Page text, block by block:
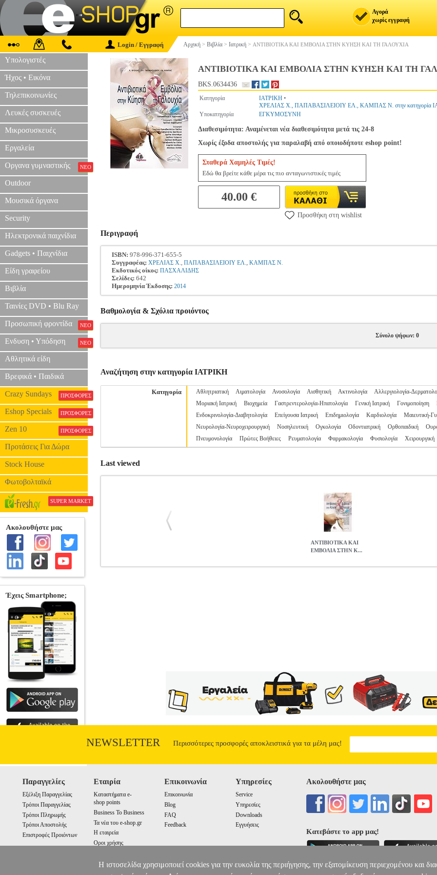
Αγορά
χωρίς εγγραφή
Login / Εγγραφή Αρχική > Βιβλία > Ιατρική > ΑΝΤΙΒΙΟΤΙΚΑ ΚΑΙ ΕΜΒΟΛΙΑ ΣΤΗΝ ΚΥΗΣΗ ΚΑΙ ΤΗ ΓΑΛΟΥΧΙΑ
Υπολογιστές
Ήχος • Εικόνα
Τηλεπικοινωνίες
Λευκές συσκευές
Μικροσυσκευές
Εργαλεία
Οργανα γυμναστικής ΝΕΟ
Outdoor
Μουσικά όργανα
Security
Ηλεκτρονικά παιχνίδια
Gadgets • Παιχνίδια
Είδη γραφείου
Βιβλία
Ταινίες DVD • Blu Ray
Προσωπική φροντίδα ΝΕΟ
Ενδυση • Υπόδηση ΝΕΟ
Αθλητικά είδη
Βρεφικά • Παιδικά
Crazy Sundays ΠΡΟΣΦΟΡΕΣ
Eshop Specials ΠΡΟΣΦΟΡΕΣ
Zen 10 ΠΡΟΣΦΟΡΕΣ
Προτάσεις Για Δώρα
Stock House
Φωτοβολταϊκά
SUPER MARKET
ΑΝΤΙΒΙΟΤΙΚΑ ΚΑΙ ΕΜΒΟΛΙΑ ΣΤΗΝ ΚΥΗΣΗ ΚΑΙ ΤΗ
BKS.0634436
Κατηγορία ΙΑΤΡΙΚΗ •
ΧΡΕΛΙΑΣ Χ., ΠΑΠΑΒΑΣΙΛΕΙΟΙΥ ΕΛ., ΚΑΜΠΑΣ Ν. στην κατηγορία
Υποκατηγορία
ΕΓΚΥΜΟΣΥΝΗ
Διαθεσιμότητα: Αναμένεται νέα διαθεσιμότητα μετά τις 24-8
Χωρίς έξοδα αποστολής για παραλαβή από οποιοδήποτε eshop point!
Σταθερά Χαμηλές Τιμές!
Εδώ θα βρείτε κάθε μέρα τις πιο ανταγωνιστικές τιμές
40.00 €
Προσθήκη στη wishlist
Περιγραφή
ISBN: 978-996-371-655-5
Συγγραφέας: ΧΡΕΛΙΑΣ Χ., ΠΑΠΑΒΑΣΙΛΕΙΟΙΥ ΕΛ., ΚΑΜΠΑΣ Ν.
Εκδοτικός οίκος: ΠΑΣΧΑΛΙΔΗΣ
Σελίδες: 642
Ημερομηνία Έκδοσης: 2014
Βαθμολογία & Σχόλια προιόντος
Σύνολο ψήφων: 0
Αναζήτηση στην κατηγορία ΙΑΤΡΙΚΗ
Κατηγορία Αθλητριατική Αιματολογία Ανοσολογία Αισθητική Ακτινολογία Αλλεργιολογία-
Μοριακή Ιατρική
Βιοχημεία Γαστρεντερολογία-Ηπατολογία Γενική Ιατρική Γονιμοποίηση
Ενδοκρινολογία-Διαβητολογία
Επείγουσα Ιατρική Επιδημιολογία Καρδιολογία Μαιευτική-
Νευρολογία-Νευροχειρουργική
Νοσηλευτική Ογκολογία Οδοντιατρική Ορθοπαιδική
Πνευμονολογία
Πρώτες Βοήθειες Ρευματολογία Φαρμακολογία Φυσιολογία Χειρουργική
Last viewed
ΑΝΤΙΒΙΟΤΙΚΑ ΚΑΙ
ΕΜΒΟΛΙΑ ΣΤΗΝ Κ...
NEWSLETTER Περισσότερες προσφορές αποκλειστικά για τα μέλη μας!
Παραγγελίες
Εξέλιξη Παραγγελίας
Τρόποι Παραγγελίας
Τρόποι Πληρωμής
Τρόποι Αποστολής
Επιστροφές Προιόντων
Εταιρία
Καταστήματα e-
shop points
Business To Business
Τα νέα του e-shop.gr
Η εταιρεία
Οροι χρήσης
Επικοινωνία
Επικοινωνία
Blog
FAQ
Feedback
Υπηρεσίες
Service
Υπηρεσίες
Downloads
Εγγυήσεις
Ακολουθήστε μας
Κατεβάστε το app μας!
Η ιστοσελίδα χρησιμοποιεί cookies για την ευκολία της περιήγησης, την εξατομίκευση περιεχομένου και